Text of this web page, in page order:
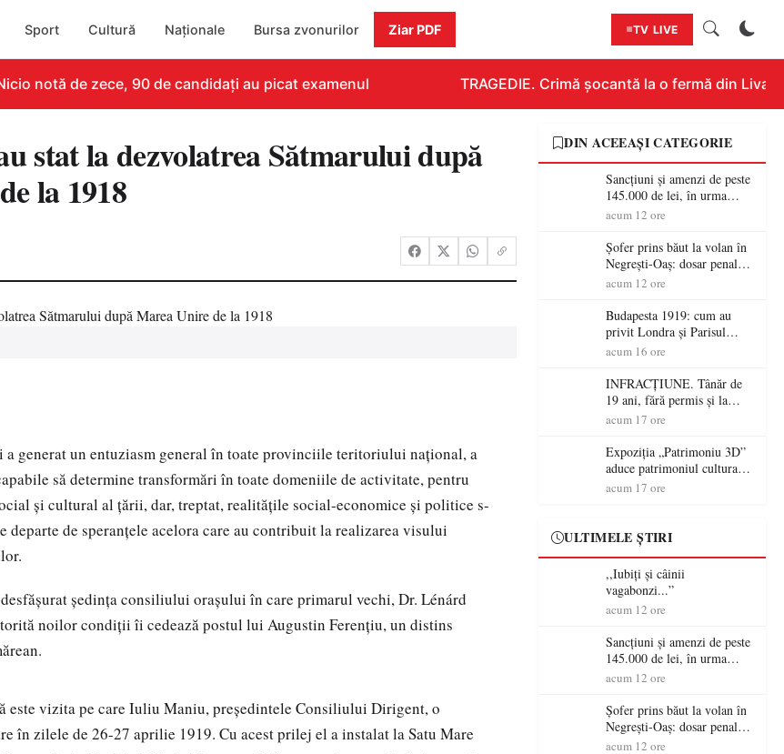
Sport Cultură Naționale Bursa zvonurilor Ziar PDF TV LIVE
notă de zece, 90 de candidați au picat examenul TRAGEDIE. Crimă șocantă la o fermă din
stat la dezvolatrea Sătmarului după
la 1918
generat un entuziasm general în toate provinciile teritoriului naţional, a
să determine transformări în toate domeniile de activitate, pentru
şi cultural al ţării, dar, treptat, realităţile social-economice şi politice s-
departe de speranţele acelora care au contribuit la realizarea visului
şedinţa consiliului oraşului în care primarul vechi, Dr. Lénárd
noilor condiţii îi cedează postul lui Augustin Ferenţiu, un distins
este vizita pe care Iuliu Maniu, preşedintele Consiliului Dirigent, o
în zilele de 26-27 aprilie 1919. Cu acest prilej el a instalat la Satu Mare
DIN ACEEAȘI CATEGORIE
Sancțiuni și amenzi de peste
145.000 de lei, în urma
acțiunilor polițiștilor
acum 12 ore
Șofer prins băut la volan în
Negrești-Oaș: dosar penal
după un control al
acum 12 ore
Budapesta 1919: cum au
privit Londra și Parisul
ocupația românească și de ce
victorii militare ale
României a devenit o
controversă diplomatică
europeană ( partea a II-a)
acum 16 ore
INFRACȚIUNE. Tânăr de
19 ani, fără permis și la
volanul unei autoutilitare
acum 17 ore
Expoziția „Patrimoniu 3D”
aduce patrimoniul cultural
în era digitală la Castelul
acum 17 ore
ULTIMELE ȘTIRI
,,Iubiți și câinii
vagabonzi...”
acum 12 ore
Sancțiuni și amenzi de peste
145.000 de lei, în urma
acțiunilor polițiștilor
acum 12 ore
Șofer prins băut la volan în
Negrești-Oaș: dosar penal
după un control al
acum 12 ore